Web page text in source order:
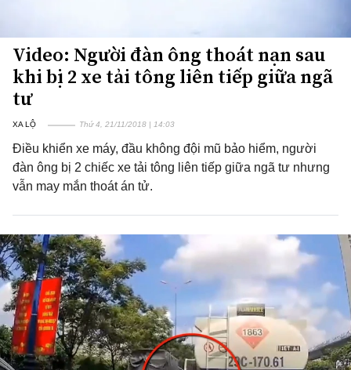
Video: Người đàn ông thoát nạn sau
khi bị 2 xe tải tông liên tiếp giữa ngã
tư
XA LỘ Thứ 4, 21/11/2018 | 14:03
Điều khiển xe máy, đầu không đội mũ bảo hiểm, người
đàn ông bị 2 chiếc xe tải tông liên tiếp giữa ngã tư nhưng
vẫn may mắn thoát án tử.